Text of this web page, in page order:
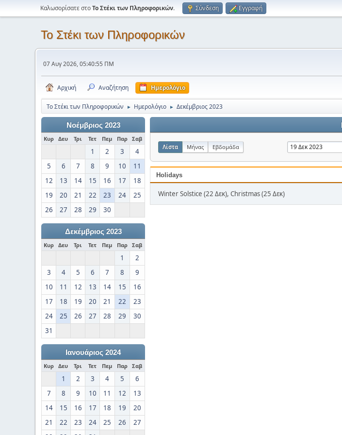
Καλωσορίσατε στοΤο Στέκι των Πληροφορικών. Σύνδεση Εγγραφή
Το Στέκι των Πληροφορικών
07 Αυγ 2026, 05:40:55 ΠΜ
Αρχική Αναζήτηση Ημερολόγιο
Το Στέκι των Πληροφορικών ► Ημερολόγιο ► Δεκέμβριος 2023
Νοέμβριος 2023
Κυρ Δευ Τρι Τετ Πεμ Παρ Σαβ
1 2 3
4
5
6 7 8 9 10
11
12
13 14 15 16 17
18
19
20 21 22 23 24
25
26
27 28 29 30
Δεκέμβριος 2023
Κυρ Δευ Τρι Τετ Πεμ Παρ Σαβ
1
2
3
4 5 6 7 8
9
10
11 12 13 14 15
16
17
18 19 20 21 22
23
24
25 26 27 28 29
30
31
Ιανουάριος 2024
Κυρ Δευ Τρι Τετ Πεμ Παρ Σαβ
1 2 3 4 5
6
7
8 9 10 11 12
13
14
15 16 17 18 19
20
21
22 23 24 25 26
27
Λίστα Μήνας Εβδομάδα
Holidays
Winter Solstice (22 Δεκ), Christmas (25 Δεκ)